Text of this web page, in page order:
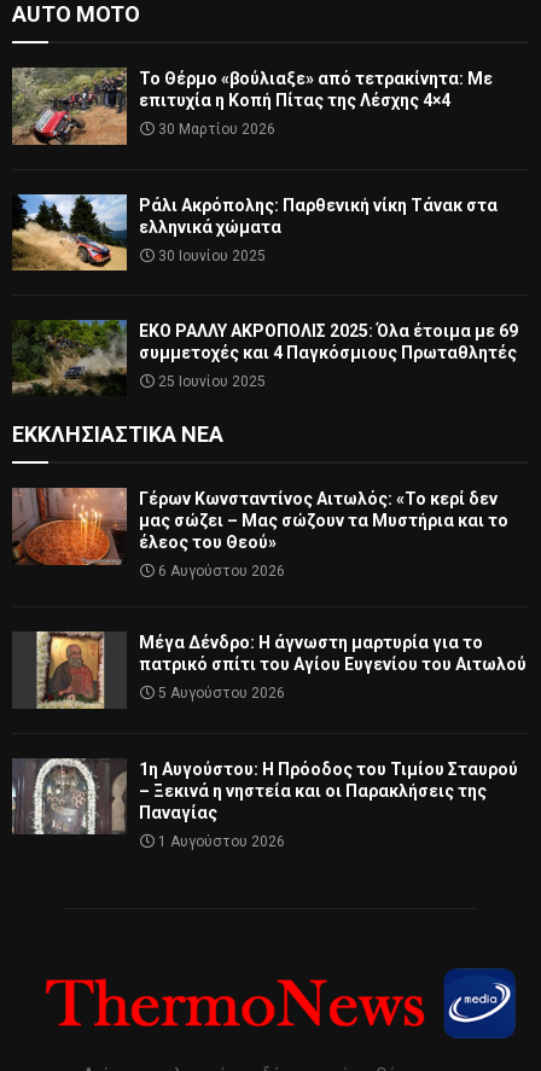
AUTO MOTO
Το Θέρμο «βούλιαξε» από τετρακίνητα: Με
επιτυχία η Κοπή Πίτας της Λέσχης 4×4
30 Μαρτίου 2026
Ράλι Ακρόπολης: Παρθενική νίκη Τάνακ στα
ελληνικά χώματα
30 Ιουνίου 2025
ΕΚΟ ΡΑΛΛΥ ΑΚΡΟΠΟΛΙΣ 2025: Όλα έτοιμα με 69
συμμετοχές και 4 Παγκόσμιους Πρωταθλητές
25 Ιουνίου 2025
ΕΚΚΛΗΣΙΑΣΤΙΚΆ ΝΈΑ
Γέρων Κωνσταντίνος Αιτωλός: «Το κερί δεν
μας σώζει – Μας σώζουν τα Μυστήρια και το
έλεος του Θεού»
6 Αυγούστου 2026
Μέγα Δένδρο: Η άγνωστη μαρτυρία για το
πατρικό σπίτι του Αγίου Ευγενίου του Αιτωλού
5 Αυγούστου 2026
1η Αυγούστου: Η Πρόοδος του Τιμίου Σταυρού
– Ξεκινά η νηστεία και οι Παρακλήσεις της
Παναγίας
1 Αυγούστου 2026